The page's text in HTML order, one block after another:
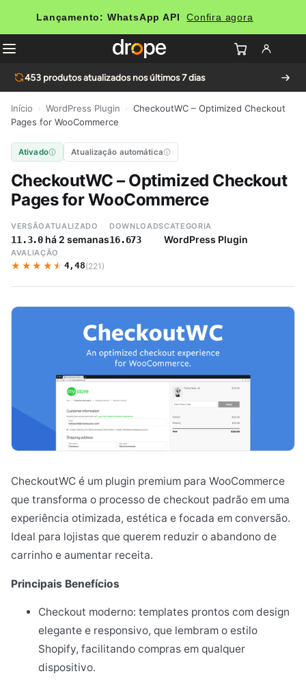
Lançamento: WhatsApp API Confira agora
453 produtos atualizados nos últimos 7 dias
Início WordPress Plugin
CheckoutWC – Optimized Checkout
Pages for WooCommerce
Ativado Atualização automática
CheckoutWC – Optimized Checkout
Pages for WooCommerce
VERSÃO
11.3.0
ATUALIZADO
há 2 semanas
DOWNLOADS
16.673
CATEGORIA
WordPress Plugin
AVALIAÇÃO
★★★★★
★★★★★ 4,48(221)
CheckoutWC é um plugin premium para WooCommerce
que transforma o processo de checkout padrão em uma
experiência otimizada, estética e focada em conversão.
Ideal para lojistas que querem reduzir o abandono de
carrinho e aumentar receita.
Principais Benefícios
Checkout moderno: templates prontos com design
elegante e responsivo, que lembram o estilo
Shopify, facilitando compras em qualquer
dispositivo.